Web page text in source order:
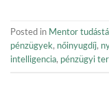
Posted in Mentor
pénzügyek, nőinyugdíj,
intelligencia, pénzügyi